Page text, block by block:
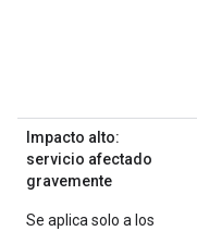
Impacto alto:
servicio afectado
gravemente
Se aplica solo a los